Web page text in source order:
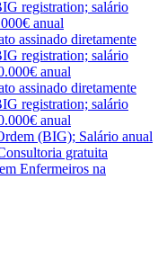
registration; salário
anual
assinado diretamente
registration; salário
anual
assinado diretamente
registration; salário
anual
(BIG); Salário anual
gratuita
Enfermeiros na